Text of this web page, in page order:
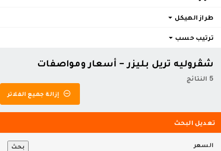
طراز الهيكل
ترتيب حسب
شڤروليه تريل بليزر - أسعار ومواصفات
5 النتائج
إزالة جميع الفلاتر
تعديل البحث
بحث السعر